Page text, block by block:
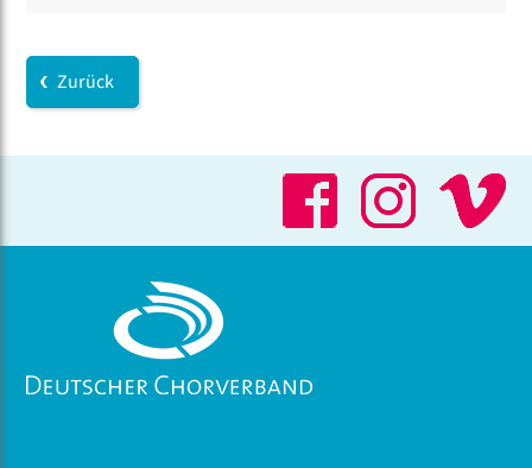
Zurück